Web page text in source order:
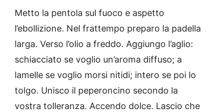
Metto la pentola sul fuoco e aspetto
l’ebollizione. Nel frattempo preparo la padella
larga. Verso l’olio a freddo. Aggiungo l’aglio:
schiacciato se voglio un’aroma diffuso; a
lamelle se voglio morsi nitidi; intero se poi lo
tolgo. Unisco il peperoncino secondo la
vostra tolleranza. Accendo dolce. Lascio che